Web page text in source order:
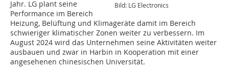
Bild: LG Electronics
Jahr. LG plant seine
Performance im Bereich
Heizung, Belüftung und Klimageräte damit im Bereich
schwieriger klimatischer Zonen weiter zu verbessern. Im
August 2024 wird das Unternehmen seine Aktivitäten weiter
ausbauen und zwar in Harbin in Kooperation mit einer
angesehenen chinesischen Universität.